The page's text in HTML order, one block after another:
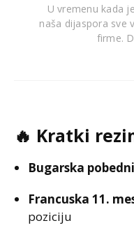
U vremenu kada
naša dijaspora sve
firme.
🔥 Kratki
Bugarska
Francuska 11.
poziciju